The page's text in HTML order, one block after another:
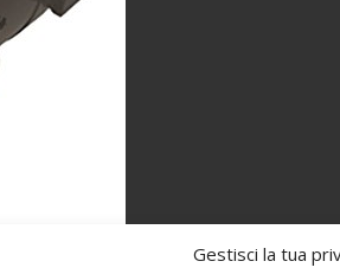
Gestisci la tua